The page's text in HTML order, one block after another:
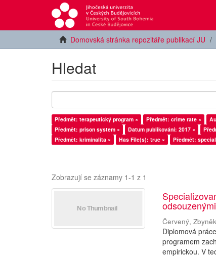
Domovská stránka repozitáře publikací JU
Hledat
Předmět: terapeutický program × Předmět: crime rate ×
Předmět: prison system ×
Datum publikování: 2017 ×
Předmět: kriminalita ×
Has File(s): true × Předmět:
Zobrazují se záznamy 1-1 z 1
Červený, Zbyněk
Diplomová
programem
empirickou. V